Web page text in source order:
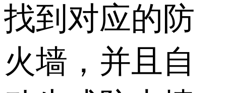
找到对应的防
火墙，并且自